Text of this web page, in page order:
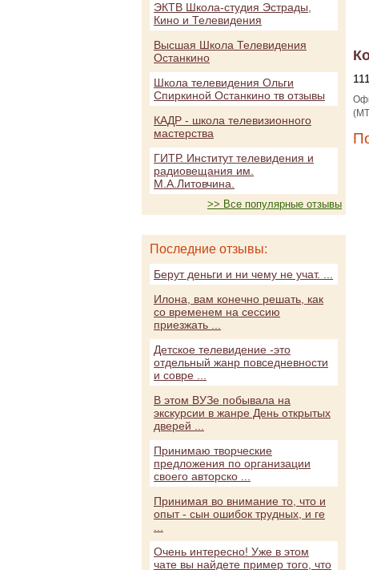
ЭКТВ Школа-студия Эстрады,
Кино и Телевидения
Высшая Школа Телевидения
Останкино
Школа телевидения Ольги
Спиркиной Останкино тв отзывы
КАДР - школа телевизионного
мастерства
ГИТР. Институт телевидения и
радиовещания им.
М.А.Литовчина.
>> Все популярные отзывы
Последние отзывы:
Берут деньги и ни чему не учат. ...
Илона, вам конечно решать, как
со временем на сессию
приезжать ...
Детское телевидение -это
отдельный жанр повседневности
и совре ...
В этом ВУЗе побывала на
экскурсии в жанре День открытых
дверей ...
Принимаю творческие
предложения по организации
своего авторско ...
Принимая во внимание то, что и
опыт - сын ошибок трудных, и ге
Очень интересно! Уже в этом
чате вы найдете пример того, что